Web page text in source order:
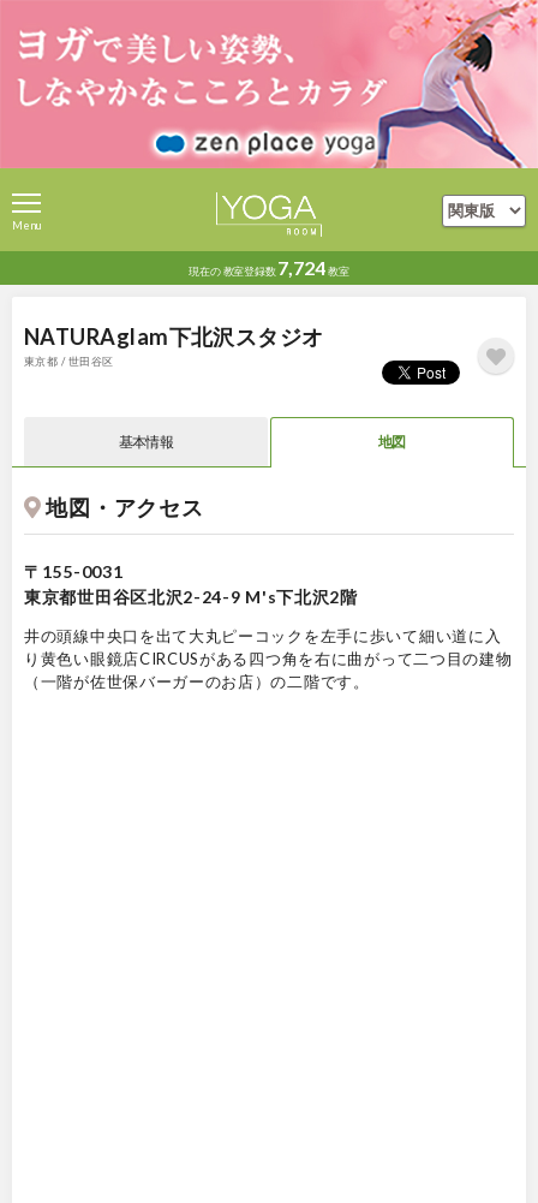
現在の教室登録数 7,724教室
Menu
NATURAglam下北沢スタジオ
東京都 / 世田谷区
基本情報 地図
地図・アクセス
〒155-0031
東京都世田谷区北沢2-24-9 M's下北沢2階
井の頭線中央口を出て大丸ピーコックを左手に歩いて細い道に入
り黄色い眼鏡店CIRCUSがある四つ角を右に曲がって二つ目の建物
（一階が佐世保バーガーのお店）の二階です。